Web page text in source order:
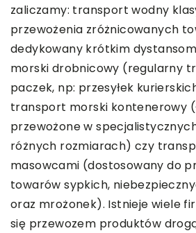
zaliczamy: transport wodny
przewożenia zróżnicowanych
dedykowany krótkim
morski drobnicowy (regularny
paczek, np: przesyłek
transport morski kontenerowy
przewożone w
różnych rozmiarach) czy
masowcami (dostosowany do
towarów sypkich,
oraz mrożonek). Istnieje wiele
się przewozem produktów